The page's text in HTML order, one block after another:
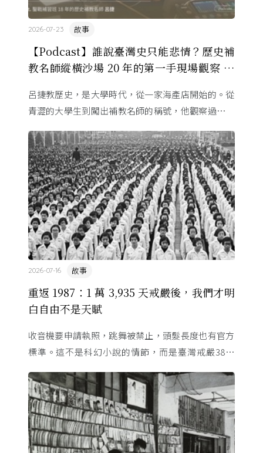
【Podcast】誰說臺灣史只能悲情？歷史補
教名師縱橫沙場 20 年的第一手現場觀察 ft.
故事
2026-07-23
呂捷教歷史，是大學時代，從一家海產店開始的。從
青澀的大學生到闖出補教名師的稱號，他觀察過幾十
裡幾乎沒有臺灣史，一路 ...
重返 1987：1 萬 3,935 天戒嚴後，我們才明
白自由不是天賦
故事
2026-07-16
收音機要申請執照，跳舞被禁止，頭髮長度也有官方
標準。這不是科幻小說的情節，而是臺灣戒嚴38年
嚴令，這段歷 ...